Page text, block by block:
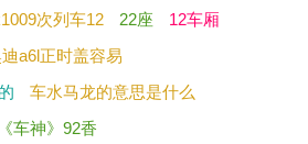
次列车12 22座
12车厢
a6l正时盖容易
车水马龙的意思是什么
车神》92香